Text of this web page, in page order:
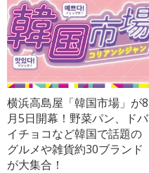
横浜高島屋「韓国市場」が8
月5日開幕！野菜パン、ドバ
イチョコなど韓国で話題の
グルメや雑貨約30ブランド
が大集合！